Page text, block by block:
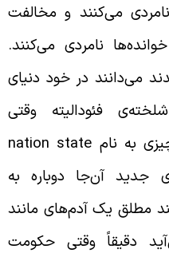
می‌کنند و مخالفت
نامردی می‌کنند.
می‌دانند در خود دنیای
فئودالیته وقتی
به نامnation state
آن‌جا دوباره به
مطلق یک آدم‌های مانند
دقیقاً وقتی حکومت